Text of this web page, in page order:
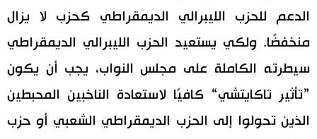
الدعم للحزب الليبرالي الديمقراطي كحزب لا يزال
منخفضًا. ولكي يستعيد الحزب الليبرالي الديمقراطي
سيطرته الكاملة على مجلس النواب، يجب أن يكون
”تأثير تاكايتشي“ كافيًا لاستعادة الناخبين المحبطين
الذين تحولوا إلى الحزب الديمقراطي الشعبي أو حزب